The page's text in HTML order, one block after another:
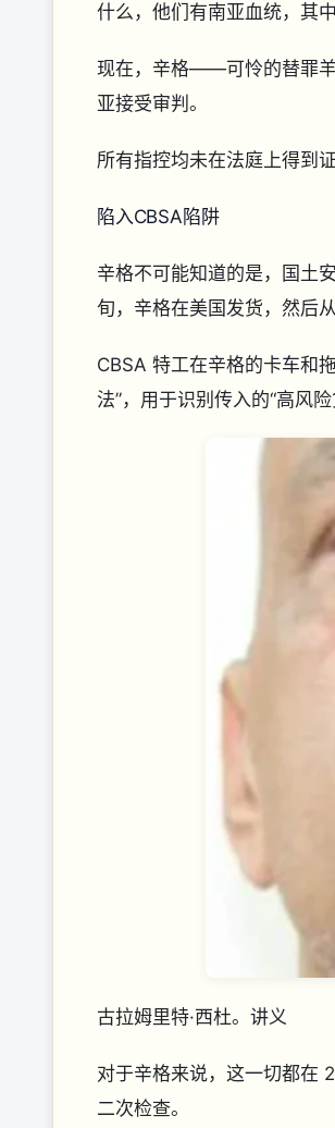
什么，他们有南亚血统，其
现在，辛格——可怜的替罪
亚接受审判。
所有指控均未在法庭上得到证
陷入CBSA陷阱
辛格不可能知道的是，国土
旬，辛格在美国发货，然后
CBSA 特工在辛格的卡车和
法”，用于识别传入的“高风险
古拉姆里特·西杜。讲义
对于辛格来说，这一切都在
二次检查。